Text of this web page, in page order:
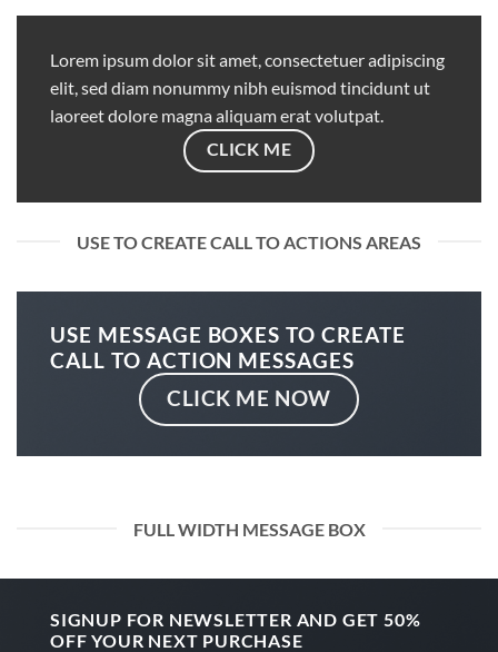
Lorem ipsum dolor sit amet, consectetuer adipiscing
elit, sed diam nonummy nibh euismod tincidunt ut
laoreet dolore magna aliquam erat volutpat.
CLICK ME
USE TO CREATE CALL TO ACTIONS AREAS
USE MESSAGE BOXES TO CREATE
CALL TO ACTION MESSAGES
CLICK ME NOW
FULL WIDTH MESSAGE BOX
SIGNUP FOR NEWSLETTER AND GET 50%
OFF YOUR NEXT PURCHASE